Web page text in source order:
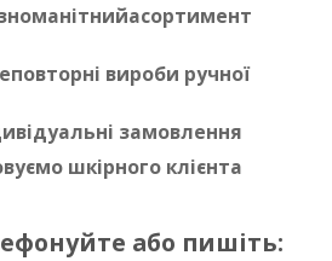
вироби ручної
замовлення
шкірного клієнта
або пишіть: